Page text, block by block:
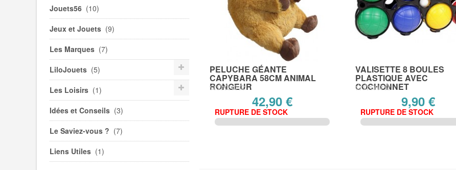
Jouets56 (10)
Jeux et Jouets (9)
Les Marques (7)
LiloJouets (5)
Les Loisirs (1)
Idées et Conseils (3)
Le Saviez-vous ? (7)
Liens Utiles (1)
PELUCHE GÉANTE
CAPYBARA 58CM ANIMAL
RONGEUR
42,90 €
RUPTURE DE STOCK
VALISETTE 8 BOULES
PLASTIQUE AVEC
COCHONNET
9,90 €
RUPTURE DE STOCK